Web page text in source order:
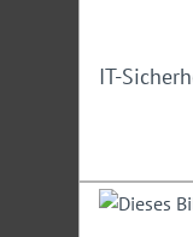
IT-